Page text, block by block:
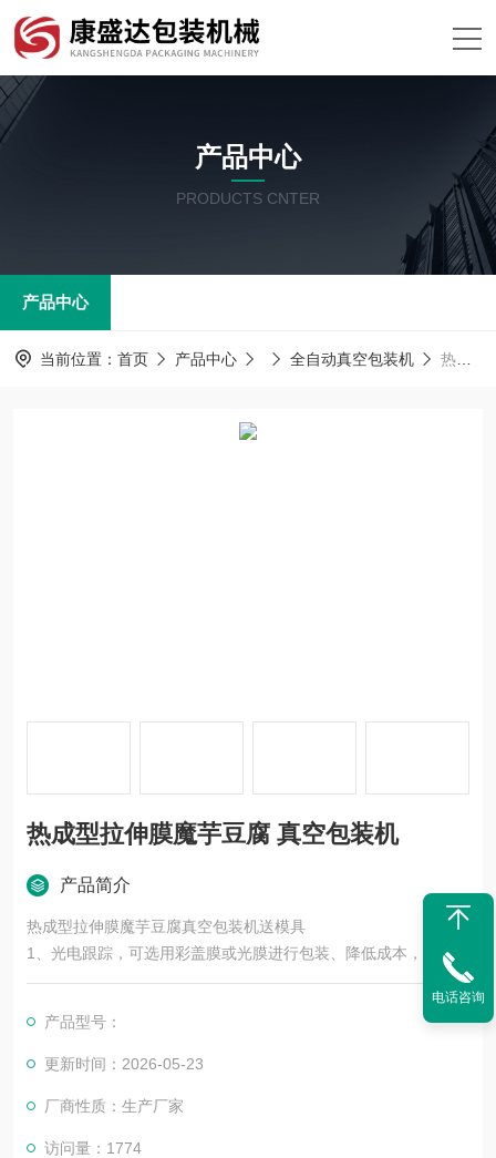
产品中心
PRODUCTS CNTER
产品中心
当前位置： 首页 产品中心 全自动真空包装机 热成型拉伸膜魔芋豆腐 真空包装机
热成型拉伸膜魔芋豆腐 真空包装机
产品简介
热成型拉伸膜魔芋豆腐真空包装机送模具
1、光电跟踪，可选用彩盖膜或光膜进行包装、降低成本，提高产
品档次。
3、可以根据用户产品包装要求，配备自动打码系统。
4、根据用户产品包装要求，在抽真空的基础上，可以对真空包装
产品型号：
更新时间：2026-05-23
厂商性质：生产厂家
访问量：1774
电话咨询